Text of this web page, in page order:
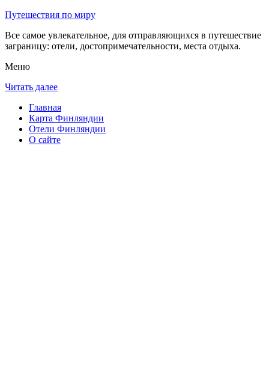
Путешествия по миру
Все самое увлекательное, для отправляющихся в путешествие
заграницу: отели, достопримечательности, места отдыха.
Меню
Читать далее
Главная
Карта Финляндии
Отели Финляндии
О сайте